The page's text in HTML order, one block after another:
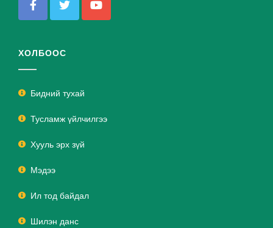
ХОЛБООС
Бидний тухай
Тусламж үйлчилгээ
Хууль эрх зүй
Мэдээ
Ил тод байдал
Шилэн данс